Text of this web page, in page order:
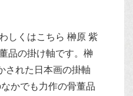
しくはこちら 榊原 紫
品の掛け軸です。榊
された日本画の掛軸
かでも力作の骨董品